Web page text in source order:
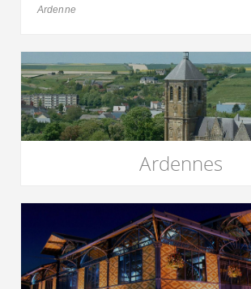
Ardenne
Ardennes